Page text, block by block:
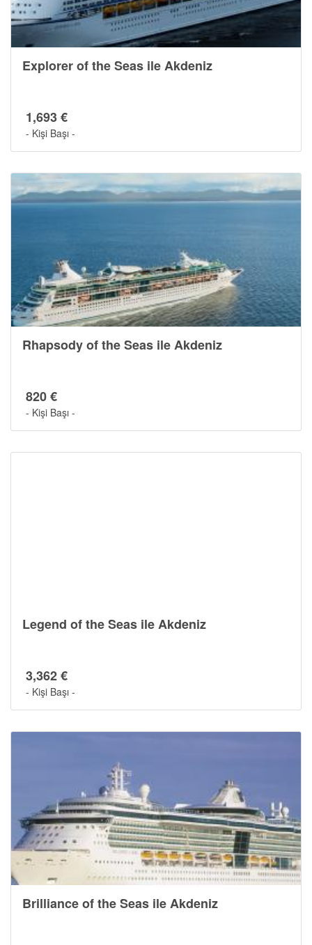
Explorer of the Seas ile Akdeniz
1,693 €
- Kişi Başı -
Rhapsody of the Seas ile Akdeniz
820 €
- Kişi Başı -
Legend of the Seas ile Akdeniz
3,362 €
- Kişi Başı -
Brilliance of the Seas ile Akdeniz